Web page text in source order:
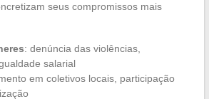
seus compromissos mais
: denúncia das violências,
salarial
em coletivos locais, participação